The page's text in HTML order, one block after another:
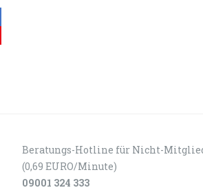
Beratungs-Hotline für Nicht-
(0,69 EURO/Minute)
09001 324 333